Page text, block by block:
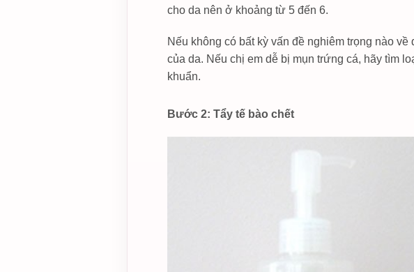
cho da nên ở khoảng từ 5 đến 6.
Nếu không có bất kỳ vấn đề nghiêm trọng nào
của da. Nếu chị em dễ bị mụn trứng cá, hãy tìm
khuẩn.
Bước 2: Tẩy tế bào chết